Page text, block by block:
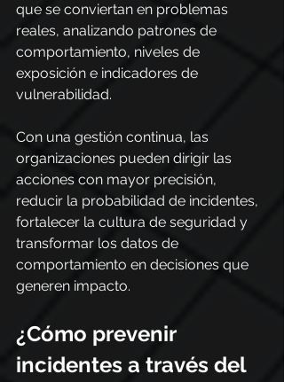
que se conviertan en problemas
reales, analizando patrones de
comportamiento, niveles de
exposición e indicadores de
vulnerabilidad.
Con una gestión continua, las
organizaciones pueden dirigir las
acciones con mayor precisión,
reducir la probabilidad de incidentes,
fortalecer la cultura de seguridad y
transformar los datos de
comportamiento en decisiones que
generen impacto.
¿Cómo prevenir
incidentes a través del